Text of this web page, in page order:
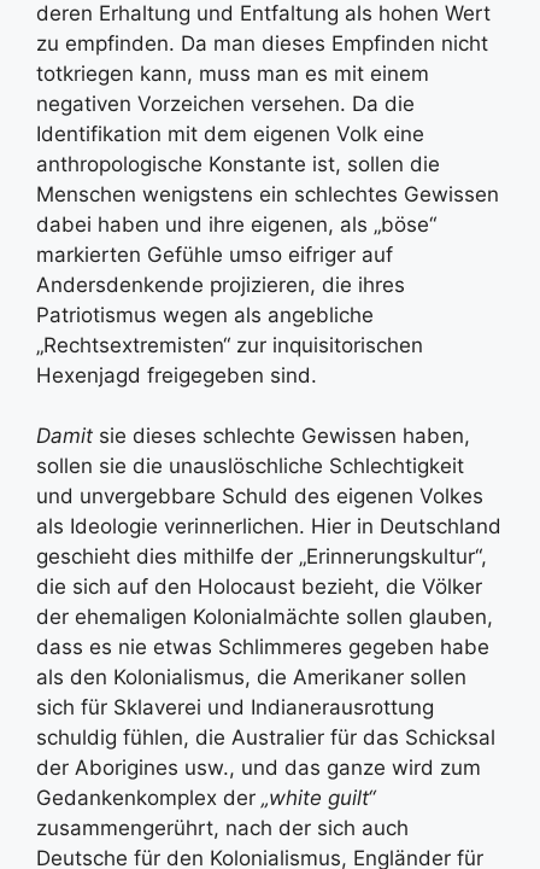
deren Erhaltung und Entfaltung als hohen Wert
zu empfinden. Da man dieses Empfinden nicht
totkriegen kann, muss man es mit einem
negativen Vorzeichen versehen. Da die
Identifikation mit dem eigenen Volk eine
anthropologische Konstante ist, sollen die
Menschen wenigstens ein schlechtes Gewissen
dabei haben und ihre eigenen, als „böse“
markierten Gefühle umso eifriger auf
Andersdenkende projizieren, die ihres
Patriotismus wegen als angebliche
„Rechtsextremisten“ zur inquisitorischen
Hexenjagd freigegeben sind.
Damit sie dieses schlechte Gewissen haben,
sollen sie die unauslöschliche Schlechtigkeit
und unvergebbare Schuld des eigenen Volkes
als Ideologie verinnerlichen. Hier in Deutschland
geschieht dies mithilfe der „Erinnerungskultur“,
die sich auf den Holocaust bezieht, die Völker
der ehemaligen Kolonialmächte sollen glauben,
dass es nie etwas Schlimmeres gegeben habe
als den Kolonialismus, die Amerikaner sollen
sich für Sklaverei und Indianerausrottung
schuldig fühlen, die Australier für das Schicksal
der Aborigines usw., und das ganze wird zum
Gedankenkomplex der „white guilt“
zusammengerührt, nach der sich auch
Deutsche für den Kolonialismus, Engländer für